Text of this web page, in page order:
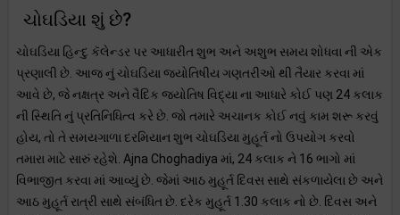
ચોઘડિયા શું છે?
ચોઘડિયા હિન્દુ કૅલેન્ડર પર આધારીત શુભ અને અશુભ સમય શોધવા ની એક
પ્રણાલી છે. આજ નું ચોઘડિયા જ્યોતિષીય ગણતરીઓ થી તૈયાર કરવા માં
આવે છે, જે નક્ષત્ર અને વૈદિક જ્યોતિષ વિદ્યા ના આધારે કોઈ પણ 24 કલાક
ની સ્થિતિ નું પ્રતિનિધિત્વ કરે છે. જો તમારે અચાનક કોઈ નવું કામ શરૂ કરવું
હોય, તો તે સમયગાળા દરમિયાન શુભ ચોઘડિયા મુહૂર્ત નો ઉપયોગ કરવો
તમારા માટે સારું રહેશે. Ajna Choghadiya માં, 24 કલાક ને 16 ભાગો માં
વિભાજીત કરવા માં આવ્યું છે. જેમાં આઠ મુહૂર્ત દિવસ સાથે સંકળાયેલા છે અને
આઠ મુહૂર્ત રાત્રી સાથે સંબંધિત છે. દરેક મુહૂર્ત 1.30 કલાક નો છે. દિવસ અને